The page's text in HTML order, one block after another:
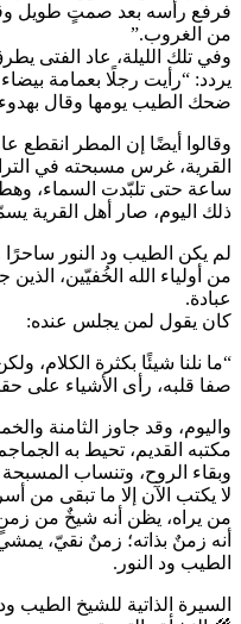
فرفع رأسه بعد صمتٍ طويل
من الغروب.”
وفي تلك الليلة، عاد الفتى
يردد: “رأيت رجلًا بعمامة
ضحك الطيب يومها وقال
وقالوا أيضًا إن المطر انقطع
القرية، غرس مسبحته في
ساعة حتى تلبّدت السماء،
ذلك اليوم، صار أهل القرية
لم يكن الطيب ود النور
من أولياء الله الخُفيّين،
عبادة.
كان يقول لمن يجلس عنده:
“ما نلنا شيئًا بكثرة الكلام،
صفا قلبه، رأى الأشياء على
واليوم، وقد جاوز الثامنة
مكتبه القديم، تحيط به
وبقاء الروح، وتنساب
لا يكتب الآن إلا ما تبقى من
من يراه، يظن أنه شيخٌ من
أنه زمنٌ بذاته؛ زمنٌ نقيّ،
الطيب ود النور.
السيرة الذاتية للشيخ الطيب ود